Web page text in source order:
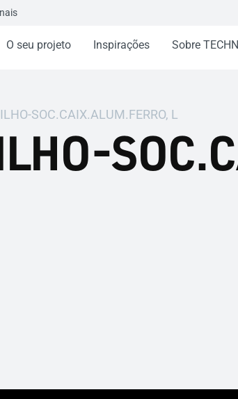
O seu projeto Inspirações Sobre
SOC.CAIX.ALUM.FERRO, L